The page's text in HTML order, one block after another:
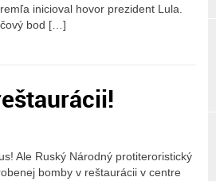
inicioval hovor prezident Lula.
bod […]
Ale Ruský Národný protiteroristický
bomby v reštaurácii v centre